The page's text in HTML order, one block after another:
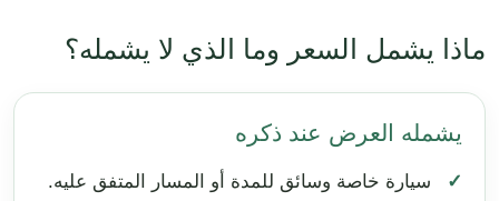
ماذا يشمل السعر وما الذي لا يشمله؟
يشمله العرض عند ذكره
سيارة خاصة وسائق للمدة أو المسار المتفق عليه.